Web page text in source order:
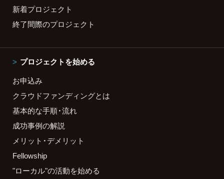
新着プロジェクト
終了間際のプロジェクト
プロジェクトを始める
お申込み
クラウドファンディングとは
基本的な手順・流れ
成功事例の解説
メリット・デメリット
Fellowship
"ローカル"の活動を始める